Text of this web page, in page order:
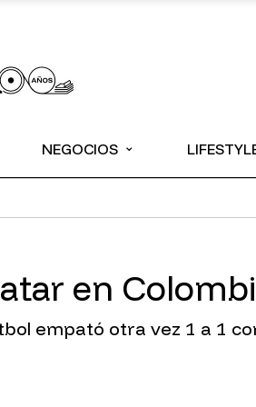
NEGOCIOS ⌄
en
empató otra vez 1 a 1